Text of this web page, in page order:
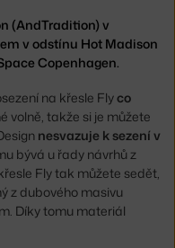
(AndTradition) v
v odstínu Hot Madison
Copenhagen.
na křesle Flyco
volně, takže si je můžete
nesvazuje k sezení v
bývá u řady návrhů z
Fly tak můžete sedět,
z dubového masivu
Díky tomu materiál